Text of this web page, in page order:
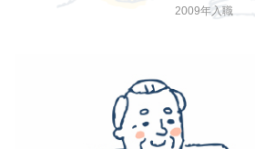
2009年入職